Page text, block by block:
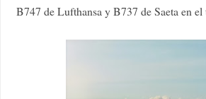
B747 de Lufthansa y B737 de Saeta en